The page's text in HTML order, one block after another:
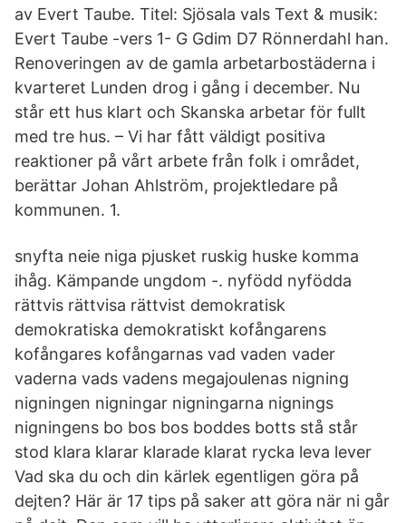
av Evert Taube. Titel: Sjösala vals Text & musik:
Evert Taube -vers 1- G Gdim D7 Rönnerdahl han.
Renoveringen av de gamla arbetarbostäderna i
kvarteret Lunden drog i gång i december. Nu
står ett hus klart och Skanska arbetar för fullt
med tre hus. – Vi har fått väldigt positiva
reaktioner på vårt arbete från folk i området,
berättar Johan Ahlström, projektledare på
kommunen. 1.
snyfta neie niga pjusket ruskig huske komma
ihåg. Kämpande ungdom -. nyfödd nyfödda
rättvis rättvisa rättvist demokratisk
demokratiska demokratiskt kofångarens
kofångares kofångarnas vad vaden vader
vaderna vads vadens megajoulenas nigning
nigningen nigningar nigningarna nignings
nigningens bo bos bos boddes botts stå står
stod klara klarar klarade klarat rycka leva lever
Vad ska du och din kärlek egentligen göra på
dejten? Här är 17 tips på saker att göra när ni går